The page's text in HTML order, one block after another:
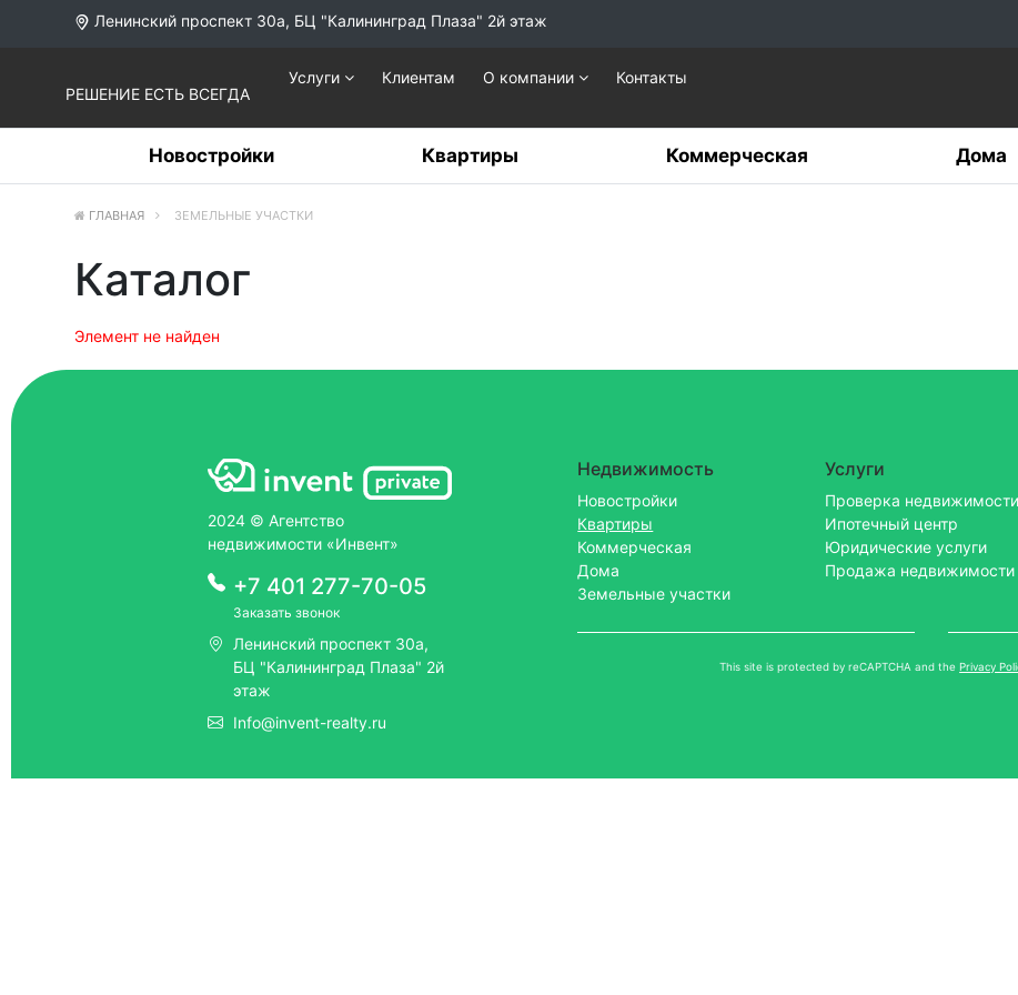
Ленинский проспект 30а, БЦ "Калининград Плаза" 2й этаж
РЕШЕНИЕ ЕСТЬ ВСЕГДА
Услуги Клиентам О компании Контакты
Новостройки Квартиры Коммерческая Дома
ГЛАВНАЯ ЗЕМЕЛЬНЫЕ УЧАСТКИ
Каталог
Элемент не найден
2024 © Агентство
недвижимости «Инвент»
+7 401 277-70-05
Заказать звонок
Ленинский проспект 30а,
БЦ "Калининград Плаза" 2й
этаж
Info@invent-realty.ru
Недвижимость
Новостройки
Квартиры
Коммерческая
Дома
Земельные участки
Услуги
Проверка недвижимости
Ипотечный центр
Юридические услуги
Продажа недвижимости
This site is protected by reCAPTCHA and thePrivacy